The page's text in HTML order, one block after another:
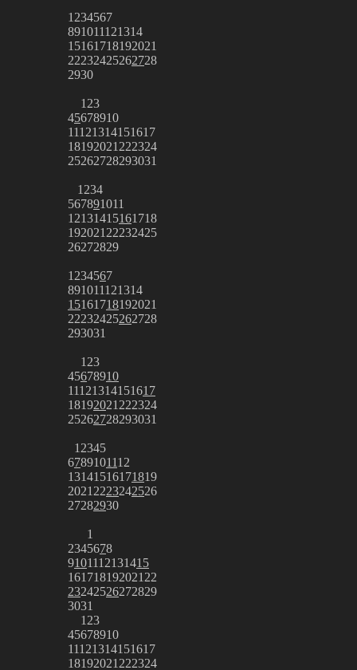
1 234567
891011121314
15161718192021
22232425262728
2930
1 23
45678910
11121314151617
18192021 222324
25262728293031
1 234
567891011
12131415161718
192021 22232425
26272829
1 234567
891011121314
15161718192021
22232425262728
293031
1 23
45678910
11121314151617
18192021 222324
25262728293031
1 2345
6789101112
13141516171819
2021 2223242526
27282930
1
2345678
9101112131415
161718192021 22
23242526272829
3031
1 23
45678910
11121314151617
18192021 222324